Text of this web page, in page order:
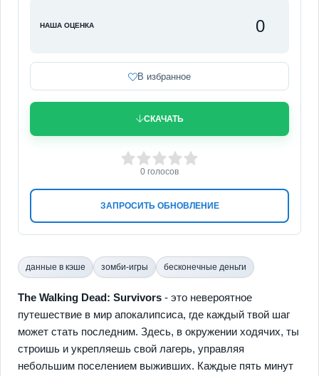
НАША ОЦЕНКА 0
В избранное
СКАЧАТЬ
ЗАПРОСИТЬ ОБНОВЛЕНИЕ
3 4 5
0 голосов
данные в кэше зомби-игры бесконечные деньги
The Walking Dead: Survivors - это невероятное
путешествие в мир апокалипсиса, где каждый твой шаг
может стать последним. Здесь, в окружении ходячих, ты
строишь и укрепляешь свой лагерь, управляя
небольшим поселением выживших. Каждые пять минут